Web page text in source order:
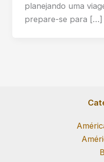
planejando uma
prepare-se para […]